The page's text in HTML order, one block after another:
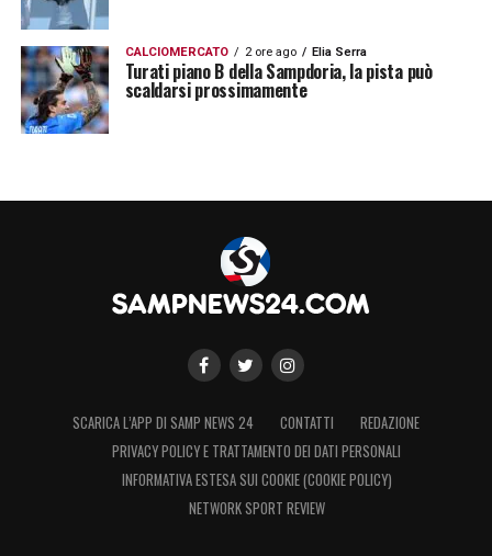
CALCIOMERCATO 2 ore ago Elia Serra
Turati piano B della Sampdoria, la pista può
scaldarsi prossimamente
SCARICA L’APP DI SAMP NEWS 24 CONTATTI
REDAZIONE
PRIVACY POLICY E TRATTAMENTO DEI DATI PERSONALI
INFORMATIVA ESTESA SUI COOKIE (COOKIE POLICY)
NETWORK SPORT REVIEW